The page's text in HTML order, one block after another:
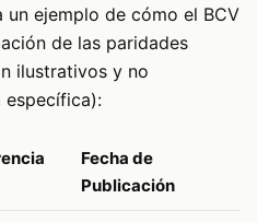
un ejemplo de cómo el BCV
de las paridades
ilustrativos y no
específica):
Fecha de
Publicación